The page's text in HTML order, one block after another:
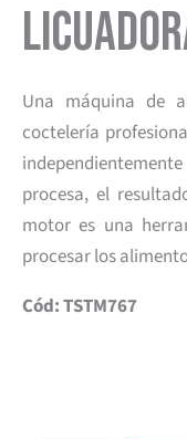
Una máquina de
coctelería
procesa, el
motor es una
procesar los
Cód: TSTM767